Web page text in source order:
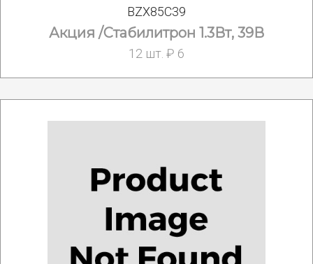
BZX85C39
Акция /Стабилитрон 1.3Вт, 39В
12 шт. ₽ 6